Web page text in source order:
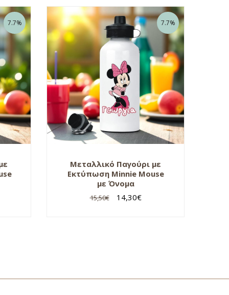
7.7% 7.7%
Μεταλλικό Παγούρι με
Εκτύπωση Minnie Mouse
με Όνομα
15,50€ 14,30€